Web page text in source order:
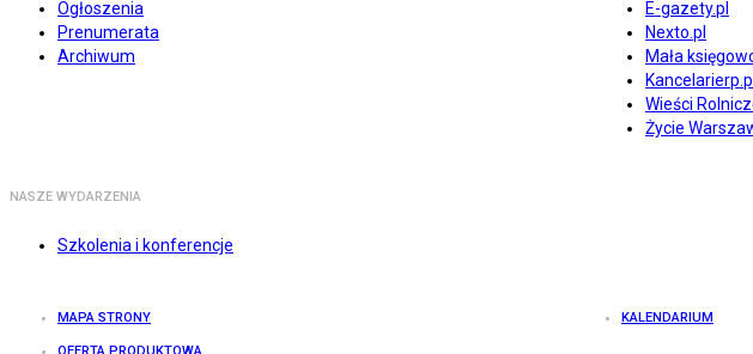
Ogłoszenia
Prenumerata
Archiwum
E-gazety.pl
Nexto.pl
Mała
Kancelarierp.pl
Wieści
Życie
NASZE WYDARZENIA
Szkolenia i konferencje
MAPA STRONY KALENDARIUM